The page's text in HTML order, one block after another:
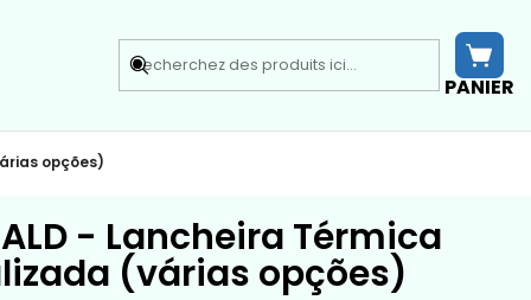
PANIER
opções)
- Lancheira Térmica
(várias opções)